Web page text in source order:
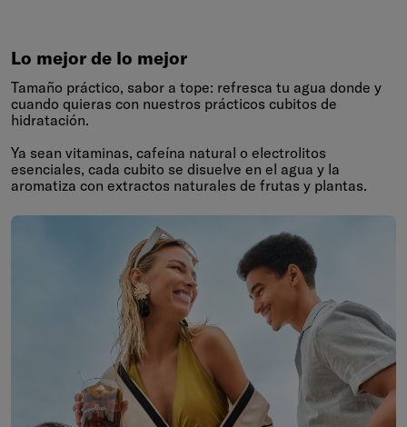
Lo mejor de lo mejor
Tamaño práctico, sabor a tope: refresca tu agua donde y
cuando quieras con nuestros prácticos cubitos de
hidratación.
Ya sean vitaminas, cafeína natural o electrolitos
esenciales, cada cubito se disuelve en el agua y la
aromatiza con extractos naturales de frutas y plantas.